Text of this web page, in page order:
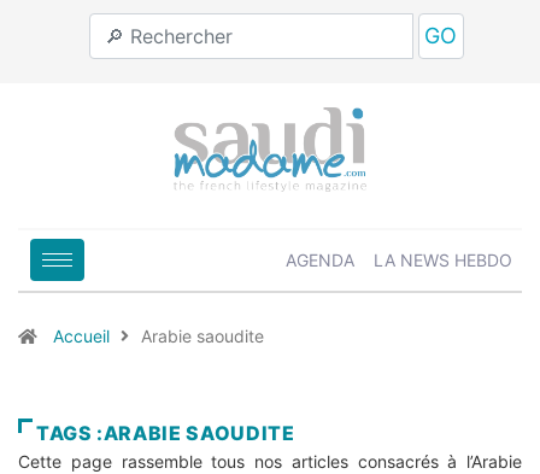
GO
AGENDA LA NEWS HEBDO
Accueil Arabie saoudite
TAGS :ARABIE SAOUDITE
Cette page rassemble tous nos articles consacrés à l’Arabie